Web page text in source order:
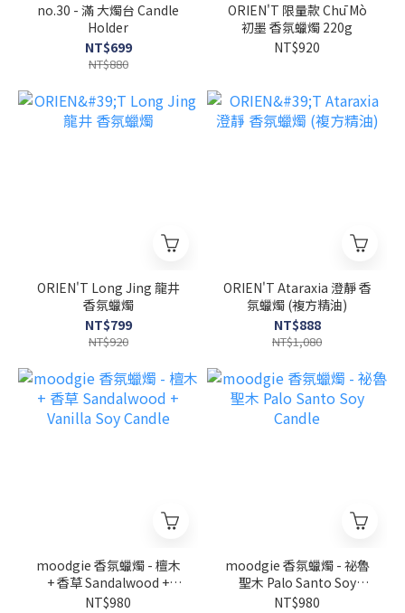
no.30 - 滿 大燭台 Candle
Holder
NT$699
NT$880
ORIEN'T 限量款 Chū Mò
初墨 香氛蠟燭 220g
NT$920
ORIEN'T Long Jing 龍井
香氛蠟燭
NT$799
NT$920
ORIEN'T Ataraxia 澄靜 香
氛蠟燭 (複方精油)
NT$888
NT$1,080
moodgie 香氛蠟燭 - 檀木
+ 香草 Sandalwood +
Vanilla Soy Candle
NT$980
moodgie 香氛蠟燭 - 祕魯
聖木 Palo Santo Soy
Candle
NT$980